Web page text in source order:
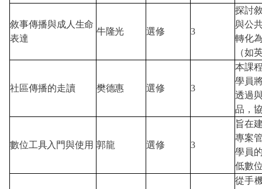
敘事傳播與成人生命
表達
牛隆光 選修 3
探討
與公
轉化
（如
社區傳播的走讀 樊德惠 選修 3
本課
學員
透過
品，
數位工具入門與使用 郭龍 選修 3
旨在
專案
學員
低數
從手